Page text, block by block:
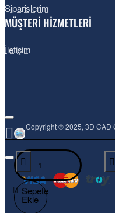
Sepete
Ekle
Siparişlerim
MÜŞTERİ HİZMETLERİ
İletişim
Copyright © 2025, 3D CAD